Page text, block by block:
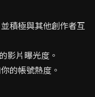
積極與其他創作者互
影片曝光度。
的帳號熱度。